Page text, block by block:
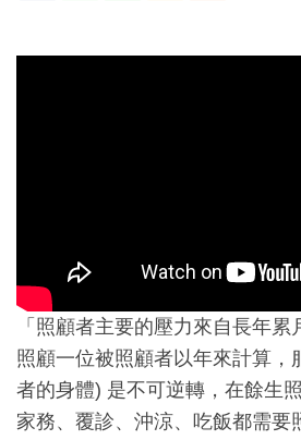
「照顧者主要的壓力來自長年累
照顧一位被照顧者以年來計算，
者的身體) 是不可逆轉，在餘生
家務、覆診、沖涼、吃飯都需要